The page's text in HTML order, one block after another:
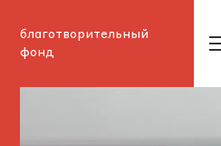
благотворительный
фонд